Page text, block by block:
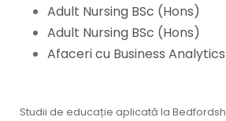
Adult Nursing BSc (Hons)
Adult Nursing BSc (Hons)
Afaceri cu Business
Studii de educație aplicată la